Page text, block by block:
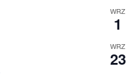
WRZ
1
WRZ
23